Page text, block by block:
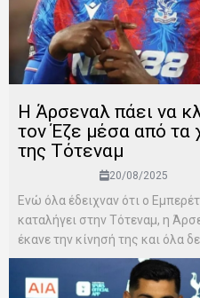
H Άρσεναλ πάει να
τον Έζε μέσα από τα
της Τότεναμ
20/08/2025
Ενώ όλα έδειχναν ότι ο
καταλήγει στην Τότεναμ, η
έκανε την κίνησή της και όλα